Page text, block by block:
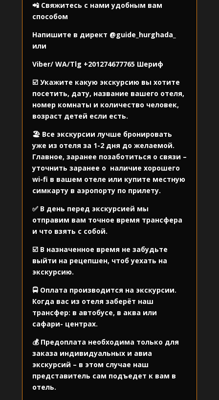
📲 Свяжитесь с нами удобным вам
способом
Напишите в директ @guide_hurghada_
или
Viber/ WA/Tlg +201274677765 Шериф
☑️ Укажите какую экскурсию вы хотите
посетить, дату, название вашего отеля,
номер комнаты и количество человек,
возраст детей если есть.
🏖️ Все экскурсии лучше бронировать
уже из отеля за 1-2 дня до желаемой.
Главное, заранее позаботиться о связи –
уточнить заранее о наличие хорошего
wi-fi в вашем отеле или купите местную
симкарту в аэропорту по прилету.
✅ В день перед экскурсией мы
отправим вам точное время трансфера
и что взять с собой.
☑️ В назначенное время не забудьте
выйти на рецепшен, чтоб уехать на
экскурсию.
🚍 Оплата производится на экскурсии.
Когда вас из отеля заберёт наш
трансфер: в автобусе, в аква или
сафари- центрах.
💰 Предоплата необходима только для
заказа индивидуальных и авиа
экскурсий – в этом случае наш
представитель сам подъедет к вам в
отель.